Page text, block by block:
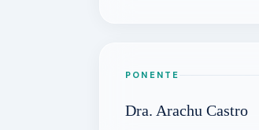
PONENTE
Dra. Arachu Castro